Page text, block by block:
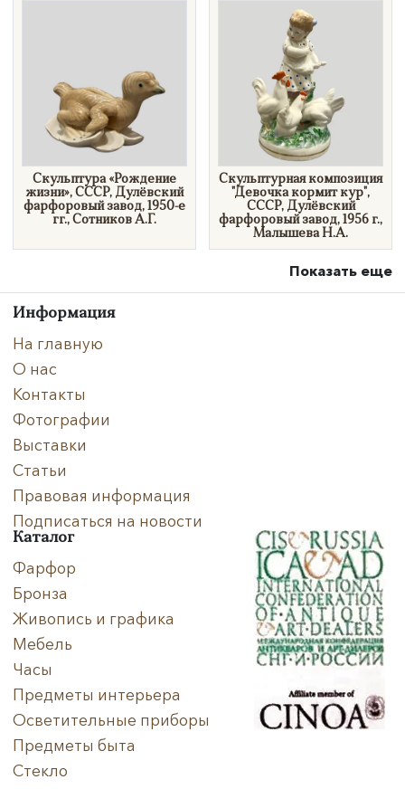
Скульптура «Рождение
жизни», СССР, Дулёвский
фарфоровый завод, 1950-е
гг., Сотников А.Г.
Скульптурная композиция
"​Девочка кормит кур",
СССР, Дулёвский
фарфоровый завод, 1956 г.,
Малышева Н.А.
Показать еще
Информация
На главную
О нас
Контакты
Фотографии
Выставки
Статьи
Правовая информация
Подписаться на новости
Каталог
Фарфор
Бронза
Живопись и графика
Мебель
Часы
Предметы интерьера
Осветительные приборы
Предметы быта
Стекло